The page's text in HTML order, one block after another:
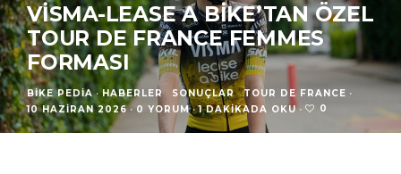
VISMA-LEASE A BIKE’TAN ÖZEL
TOUR DE FRANCE FEMMES
FORMASI
BIKE PEDIA · HABERLER SONUÇLAR TOUR DE FRANCE ·
10 HAZIRAN 2026 · 0 YORUM · 1 DAKIKADA OKU · 0